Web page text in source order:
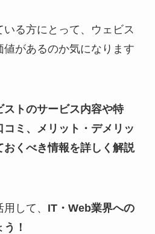
る方にとって、ウェビス
値があるのか気になります
ストのサービス内容や特
ミ、メリット・デメリッ
おくべき情報を詳しく解説
して、 IT・Web業界への
！